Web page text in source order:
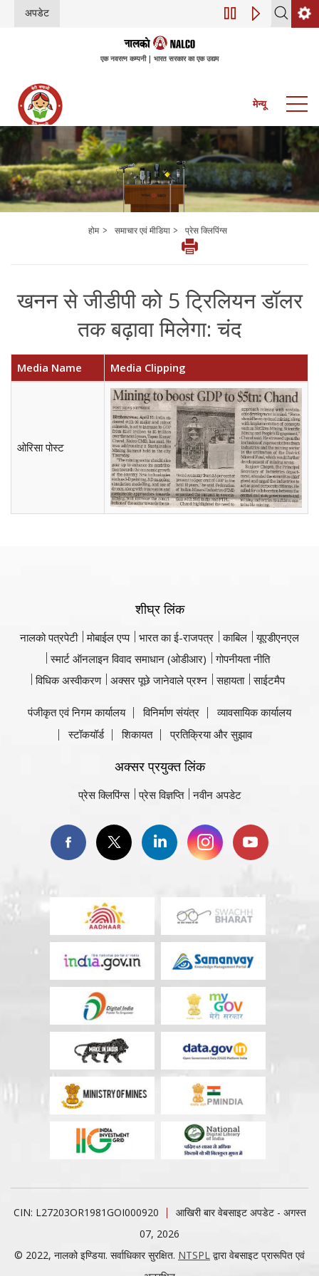
अपडेट डिजिटल परिवर्तन
एक नवरत्न कम्पनी | भारत सरकार का एक उद्यम
मेन्यू
होम> समाचार एवं मीडिया > प्रेस क्लिपिंग्स
खनन से जीडीपी को 5 ट्रिलियन डॉलर
तक बढ़ावा मिलेगा: चंद
Media Name Media Clipping
ओरिसा पोस्ट
शीघ्र लिंक
नालको पत्रपेटी मोबाईल एप्प भारत का ई-राजपत्र काबिल
यूएडीएनएल
स्मार्ट ऑनलाइन विवाद समाधान (ओडीआर)
गोपनीयता नीति
विधिक अस्वीकरण
अक्सर पूछे जानेवाले प्रश्न सहायता साईटमैप
पंजीकृत एवं निगम कार्यालय विनिर्माण संयंत्र
व्यावसायिक कार्यालय
स्टॉकयॉर्ड
शिकायत प्रतिक्रिया और सुझाव
अक्सर प्रयुक्त लिंक
प्रेस क्लिपिंग्स प्रेस विज्ञप्ति नवीन अपडेट
CIN: L27203OR1981GOI000920
आखिरी बार वेबसाइट अपडेट - अगस्त
07, 2026
© 2022, नालको इण्डिया. सर्वाधिकार सुरक्षित. NTSPL द्वारा वेबसाइट प्रारूपित एवं